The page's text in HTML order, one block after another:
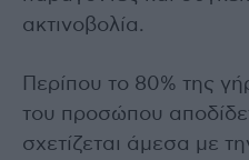
ακτινοβολία.
Περίπου το 80% της
του προσώπου
σχετίζεται άμεσα με